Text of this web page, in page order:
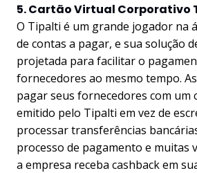
5. Cartão Virtual Corporativo
O Tipalti é um grande jogador na
de contas a pagar, e sua solução
projetada para facilitar o
fornecedores ao mesmo tempo.
pagar seus fornecedores com um
emitido pelo Tipalti em vez de
processar transferências
processo de pagamento e muitas
a empresa receba cashback em